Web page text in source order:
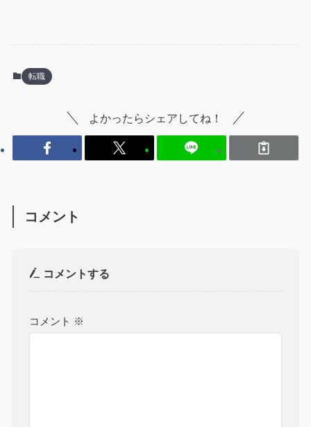
転職
よかったらシェアしてね！
コメント
コメントする
コメント ※